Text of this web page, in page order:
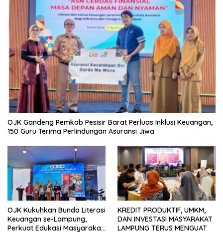
OJK Gandeng Pemkab Pesisir Barat Perluas Inklusi Keuangan,
150 Guru Terima Perlindungan Asuransi Jiwa
OJK Kukuhkan Bunda Literasi
Keuangan se-Lampung,
Perkuat Edukasi Masyarakat
KREDIT PRODUKTIF, UMKM,
DAN INVESTASI MASYARAKAT
LAMPUNG TERUS MENGUAT